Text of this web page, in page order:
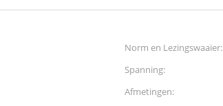
Norm en Lezingswaaier:
Spanning:
Afmetingen: